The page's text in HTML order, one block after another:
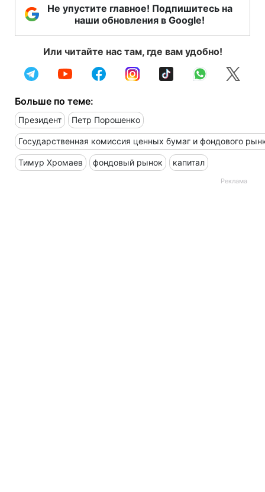
Не упустите главное! Подпишитесь на
наши обновления в Google!
Или читайте нас там, где вам удобно!
Больше по теме:
Президент Петр Порошенко
Государственная комиссия ценных бумаг и фондового
Тимур Хромаев фондовый рынок капитал